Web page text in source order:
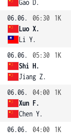
Gao D.
06.06.
06:30
1K
Luo X.
Li Y.
06.06.
05:30
1K
Shi H.
Jiang Z.
06.06.
04:00
1K
Xun F.
Chen Y.
06.06.
04:00
1K